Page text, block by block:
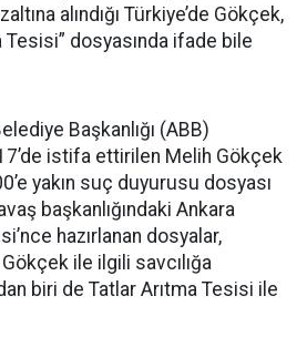
alındığı Türkiye’de Gökçek,
Tesisi” dosyasında ifade bile
Başkanlığı (ABB)
istifa ettirilen Melih Gökçek
yakın suç duyurusu dosyası
başkanlığındaki Ankara
hazırlanan dosyalar,
ile ilgili savcılığa
biri de Tatlar Arıtma Tesisi ile